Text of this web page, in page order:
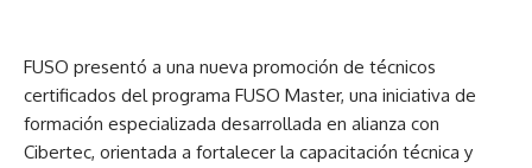
FUSO presentó a una nueva promoción de técnicos
certificados del programa FUSO Master, una iniciativa de
formación especializada desarrollada en alianza con
Cibertec, orientada a fortalecer la capacitación técnica y